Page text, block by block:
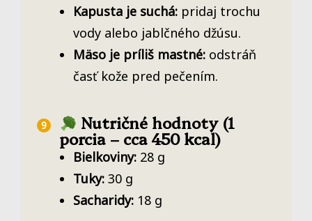
Kapusta je suchá: pridaj trochu
vody alebo jablčného džúsu.
Mäso je príliš mastné: odstráň
časť kože pred pečením.
Nutričné hodnoty (1
porcia – cca 450 kcal)
Bielkoviny: 28 g
Tuky: 30 g
Sacharidy: 18 g